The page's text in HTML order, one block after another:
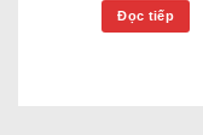
Đọc tiếp